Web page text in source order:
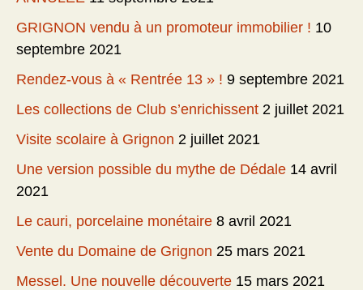
GRIGNON vendu à un promoteur immobilier ! 10
septembre 2021
Rendez-vous à « Rentrée 13 » ! 9 septembre 2021
Les collections de Club s’enrichissent 2 juillet 2021
Visite scolaire à Grignon 2 juillet 2021
Une version possible du mythe de Dédale 14 avril
2021
Le cauri, porcelaine monétaire 8 avril 2021
Vente du Domaine de Grignon 25 mars 2021
Messel. Une nouvelle découverte 15 mars 2021